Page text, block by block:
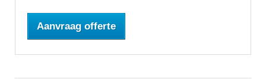
Aanvraag offerte